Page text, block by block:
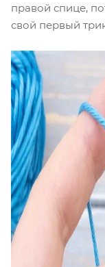
правой спице,
свой первый